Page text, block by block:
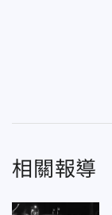
相關報導